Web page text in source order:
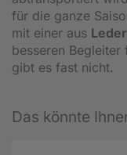
für die ganze
mit einer aus Leder
besseren
gibt es fast nicht.
Das könnte